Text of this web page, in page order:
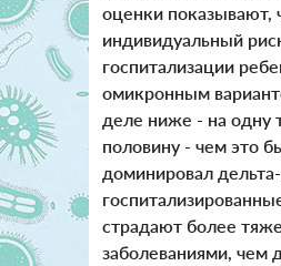
оценки показывают,
индивидуальный
госпитализации
омикронным
деле ниже - на одну
половину - чем это
доминировал
страдают более
заболеваниями, чем